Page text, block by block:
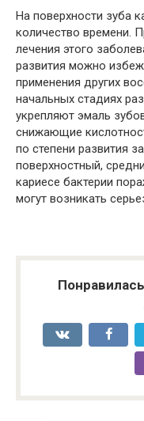
На поверхности зуба
количество времени.
лечения этого
развития можно
применения других
начальных стадиях
укрепляют эмаль
снижающие
по степени развития
поверхностный,
кариесе бактерии
могут возникать